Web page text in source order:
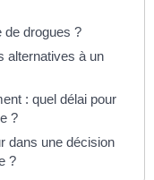
de drogues ?
alternatives à un
: quel délai pour
?
dans une décision
?